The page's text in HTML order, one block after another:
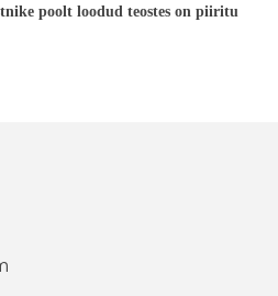
poolt loodud teostes on piiritu